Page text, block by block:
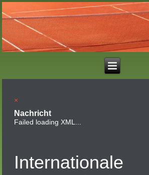
×
Nachricht
Failed loading XML...
Internationale